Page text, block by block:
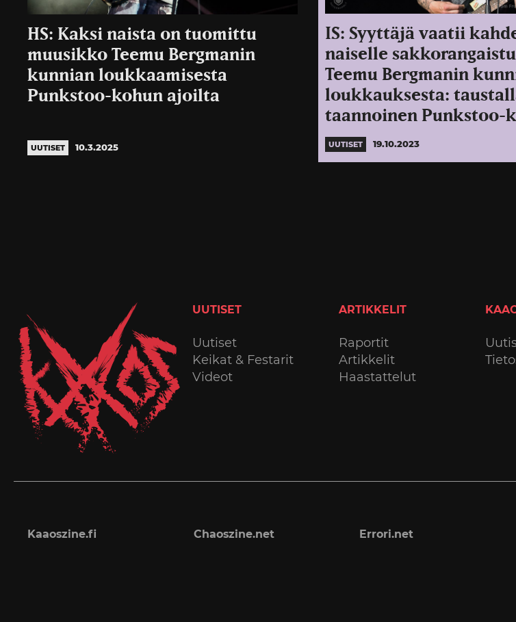
HS: Kaksi naista on tuomittu
muusikko Teemu Bergmanin
kunnian loukkaamisesta
Punkstoo-kohun ajoilta
UUTISET 10.3.2025
IS: Syyttäjä vaatii
naiselle
Teemu Bergmanin
loukkauksesta:
taannoinen Punkstoo-
UUTISET 19.10.2023
UUTISET
Uutiset
Keikat & Festarit
Videot
ARTIKKELIT
Raportit
Artikkelit
Haastattelut
Kaaoszine.fi Chaoszine.net Errori.net